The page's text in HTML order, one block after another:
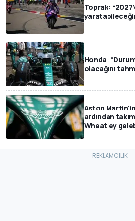
Toprak:
Honda:
olacağını
Aston Martin'in
ardından
Wheatley